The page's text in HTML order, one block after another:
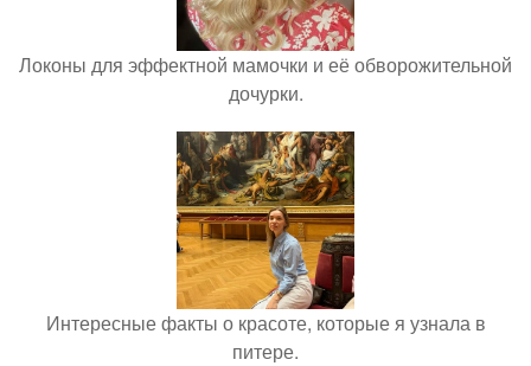
Локоны для эффектной мамочки и её обворожительной
дочурки.
Интересные факты о красоте, которые я узнала в
питере.